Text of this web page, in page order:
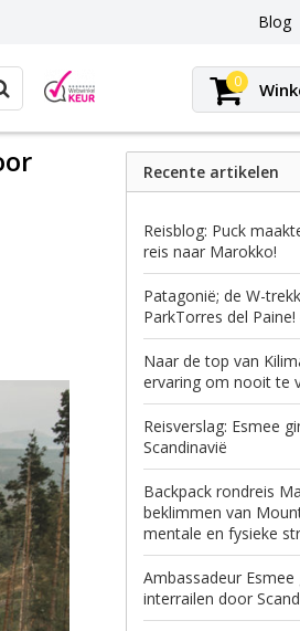
Blog
Blog
0
Recente artikelen
Reisblog: Puck
reis naar Marokko!
Patagonië; de W-
ParkTorres del
Naar de top van
ervaring om nooit te
Reisverslag: Esmee
Scandinavië
Backpack rondreis
beklimmen van
mentale en fysieke
Ambassadeur
interrailen door